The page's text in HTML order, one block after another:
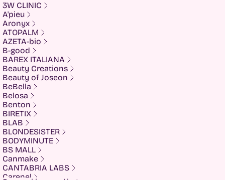
3W CLINIC
A'pieu
Aronyx
ATOPALM
AZETA-bio
B-good
BAREX ITALIANA
Beauty Creations
Beauty of Joseon
BeBella
Belosa
Benton
BIRETIX
BLAB
BLONDESISTER
BODYMINUTE
BS MALL
Canmake
CANTABRIA LABS
Carenel